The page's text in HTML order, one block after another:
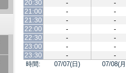
時間: 07/07(日) 07/08(
20:30
-
-
21:00
-
-
21:30
-
-
22:00
-
-
22:30
-
-
23:00
-
-
23:30
- -